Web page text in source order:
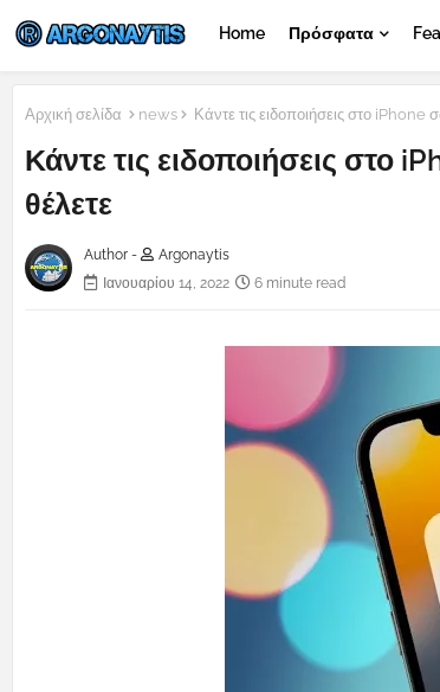
Home Πρόσφατα
Αρχική σελίδα news Κάντε τις ειδοποιήσεις στο iPhone
Κάντε τις ειδοποιήσεις στο
θέλετε
Author -
Argonaytis
Ιανουαρίου 14, 2022
6 minute read